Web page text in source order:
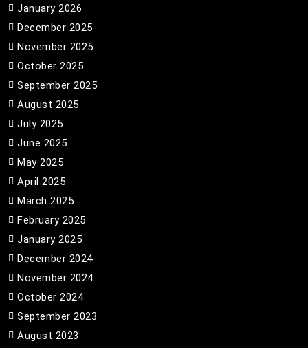
January 2026
December 2025
November 2025
October 2025
September 2025
August 2025
July 2025
June 2025
May 2025
April 2025
March 2025
February 2025
January 2025
December 2024
November 2024
October 2024
September 2023
August 2023